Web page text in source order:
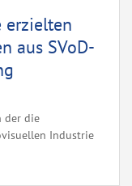
erzielten
aus SVoD-
der die
Industrie